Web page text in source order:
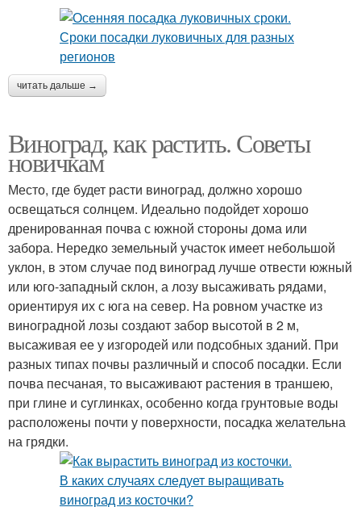
читать дальше →
Виноград, как растить. Советы
новичкам
Место, где будет расти виноград, должно хорошо
освещаться солнцем. Идеально подойдет хорошо
дренированная почва с южной стороны дома или
забора. Нередко земельный участок имеет небольшой
уклон, в этом случае под виноград лучше отвести южный
или юго-западный склон, а лозу высаживать рядами,
ориентируя их с юга на север. На ровном участке из
виноградной лозы создают забор высотой в 2 м,
высаживая ее у изгородей или подсобных зданий. При
разных типах почвы различный и способ посадки. Если
почва песчаная, то высаживают растения в траншею,
при глине и суглинках, особенно когда грунтовые воды
расположены почти у поверхности, посадка желательна
на грядки.